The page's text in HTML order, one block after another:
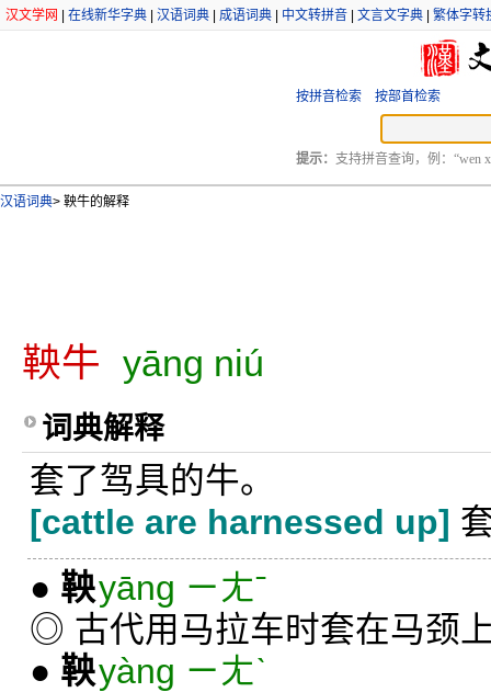
汉文学网 在线新华字典 汉语词典 成语词典 中文转拼音 文言文字典 繁体字转
按拼音检索 按部首检索
提示： 支持拼音查询，例：“wen
汉语词典> 鞅牛的解释
鞅牛 yāng niú
词典解释
套了驾具的牛。
[cattle are harnessed up]
● 鞅yāng ㄧㄤˉ
◎ 古代用马拉车时套在马颈
● 鞅yàng ㄧㄤˋ